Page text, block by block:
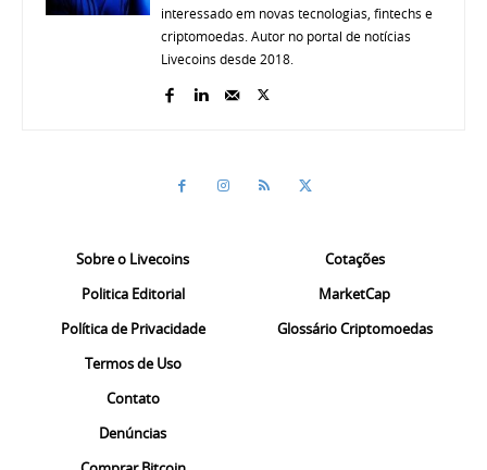
interessado em novas tecnologias, fintechs e
criptomoedas. Autor no portal de notícias
Livecoins desde 2018.
Sobre o Livecoins
Politica Editorial
Política de Privacidade
Termos de Uso
Contato
Denúncias
Cotações
MarketCap
Glossário Criptomoedas